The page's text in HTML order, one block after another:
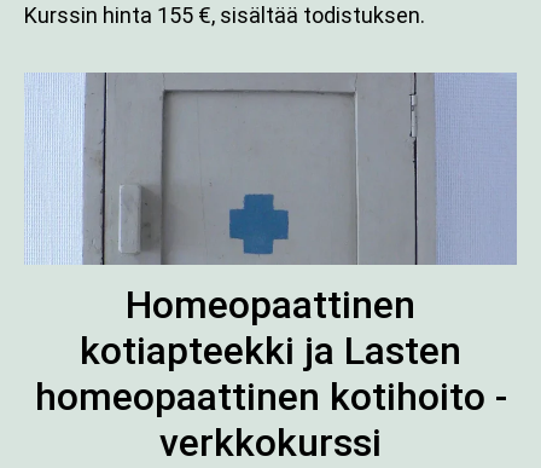
Kurssin hinta 155 €, sisältää todistuksen.
Homeopaattinen
kotiapteekki ja Lasten
homeopaattinen kotihoito -
verkkokurssi